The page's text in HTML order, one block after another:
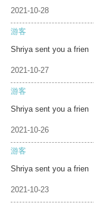
2021-10-28
游客
Shriya sent you a frien
2021-10-27
游客
Shriya sent you a frien
2021-10-26
游客
Shriya sent you a frien
2021-10-23